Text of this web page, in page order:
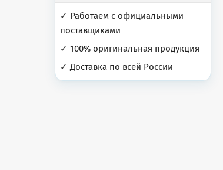
✓ Работаем с официальными
поставщиками
✓ 100% оригинальная продукция
✓ Доставка по всей России